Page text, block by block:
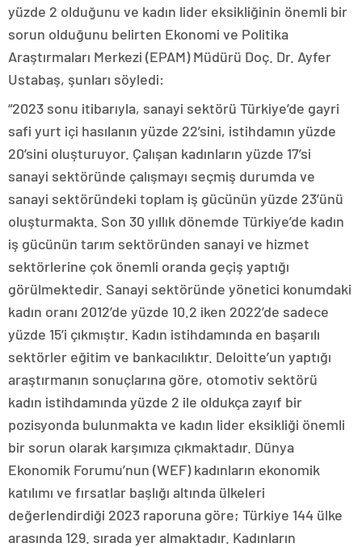
yüzde 2 olduğunu ve kadın lider eksikliğinin önemli bir
sorun olduğunu belirten Ekonomi ve Politika
Araştırmaları Merkezi (EPAM) Müdürü Doç. Dr. Ayfer
Ustabaş, şunları söyledi:
“2023 sonu itibarıyla, sanayi sektörü Türkiye’de gayri
safi yurt içi hasılanın yüzde 22’sini, istihdamın yüzde
20’sini oluşturuyor. Çalışan kadınların yüzde 17’si
sanayi sektöründe çalışmayı seçmiş durumda ve
sanayi sektöründeki toplam iş gücünün yüzde 23’ünü
oluşturmakta. Son 30 yıllık dönemde Türkiye’de kadın
iş gücünün tarım sektöründen sanayi ve hizmet
sektörlerine çok önemli oranda geçiş yaptığı
görülmektedir. Sanayi sektöründe yönetici konumdaki
kadın oranı 2012’de yüzde 10.2 iken 2022’de sadece
yüzde 15’i çıkmıştır. Kadın istihdamında en başarılı
sektörler eğitim ve bankacılıktır. Deloitte’un yaptığı
araştırmanın sonuçlarına göre, otomotiv sektörü
kadın istihdamında yüzde 2 ile oldukça zayıf bir
pozisyonda bulunmakta ve kadın lider eksikliği önemli
bir sorun olarak karşımıza çıkmaktadır. Dünya
Ekonomik Forumu’nun (WEF) kadınların ekonomik
katılımı ve fırsatlar başlığı altında ülkeleri
değerlendirdiği 2023 raporuna göre; Türkiye 144 ülke
arasında 129. sırada yer almaktadır. Kadınların